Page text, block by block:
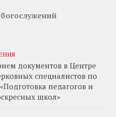
документов в Центре
специалистов по
педагогов и
школ»